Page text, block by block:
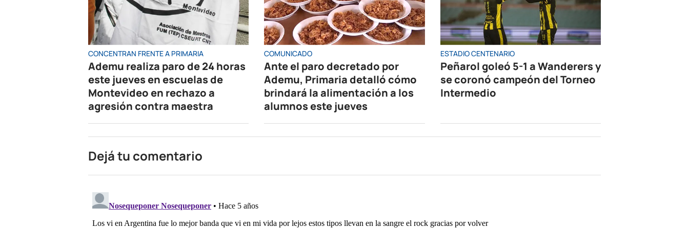
CONCENTRAN FRENTE A PRIMARIA
Ademu realiza paro de 24 horas
este jueves en escuelas de
Montevideo en rechazo a
agresión contra maestra
COMUNICADO
Ante el paro decretado por
Ademu, Primaria detalló cómo
brindará la alimentación a los
alumnos este jueves
ESTADIO CENTENARIO
Peñarol goleó 5-1 a Wanderers y
se coronó campeón del Torneo
Intermedio
Dejá tu comentario